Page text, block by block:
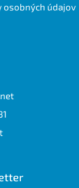
osobných údajov